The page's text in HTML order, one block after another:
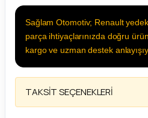
Sağlam Otomotiv; Renault
parça ihtiyaçlarınızda doğru
kargo ve uzman destek
TAKSİT SEÇENEKLERİ